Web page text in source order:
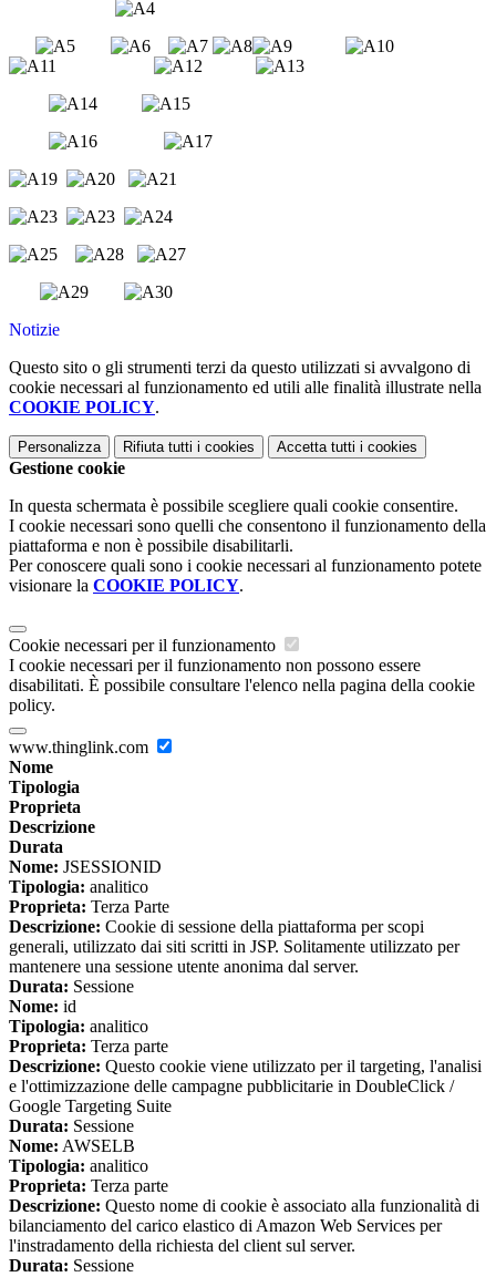
Notizie
Questo sito o gli strumenti terzi da questo utilizzati si avvalgono di
cookie necessari al funzionamento ed utili alle finalità illustrate nella
COOKIE POLICY.
Personalizza Rifiuta tutti i cookies Accetta tutti i cookies
Gestione cookie
In questa schermata è possibile scegliere quali cookie consentire.
I cookie necessari sono quelli che consentono il funzionamento della
piattaforma e non è possibile disabilitarli.
Per conoscere quali sono i cookie necessari al funzionamento potete
visionare la COOKIE POLICY.
Cookie necessari per il funzionamento
I cookie necessari per il funzionamento non possono essere
disabilitati. È possibile consultare l'elenco nella pagina della cookie
policy.
www.thinglink.com
Nome
Tipologia
Proprieta
Descrizione
Durata
Nome: JSESSIONID
Tipologia: analitico
Proprieta: Terza Parte
Descrizione: Cookie di sessione della piattaforma per scopi
generali, utilizzato dai siti scritti in JSP. Solitamente utilizzato per
mantenere una sessione utente anonima dal server.
Durata: Sessione
Nome: id
Tipologia: analitico
Proprieta: Terza parte
Descrizione: Questo cookie viene utilizzato per il targeting, l'analisi
e l'ottimizzazione delle campagne pubblicitarie in DoubleClick /
Google Targeting Suite
Durata: Sessione
Nome: AWSELB
Tipologia: analitico
Proprieta: Terza parte
Descrizione: Questo nome di cookie è associato alla funzionalità di
bilanciamento del carico elastico di Amazon Web Services per
l'instradamento della richiesta del client sul server.
Durata: Sessione